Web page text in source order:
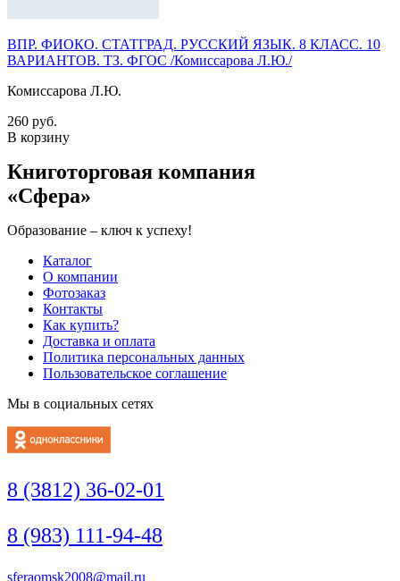
ВПР. ФИОКО. СТАТГРАД. РУССКИЙ ЯЗЫК. 8 КЛАСС. 10
ВАРИАНТОВ. ТЗ. ФГОС /Комиссарова Л.Ю./
Комиссарова Л.Ю.
260 руб.
В корзину
Книготорговая компания
«Сфера»
Образование – ключ к успеху!
Каталог
О компании
Фотозаказ
Контакты
Как купить?
Доставка и оплата
Политика персональных данных
Пользовательское соглашение
Мы в социальных сетях
8 (3812) 36-02-01
8 (983) 111-94-48
sferaomsk2008@mail.ru